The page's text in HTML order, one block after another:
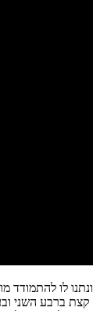
ברבע השני